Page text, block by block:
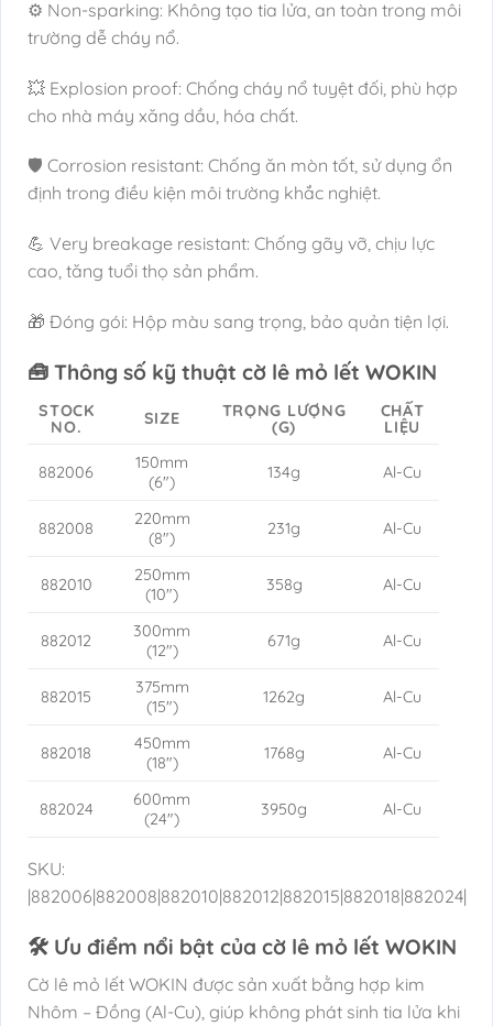
⚙️ Non-sparking: Không tạo tia lửa, an toàn trong môi
trường dễ cháy nổ.
💥 Explosion proof: Chống cháy nổ tuyệt đối, phù hợp
cho nhà máy xăng dầu, hóa chất.
🛡️ Corrosion resistant: Chống ăn mòn tốt, sử dụng ổn
định trong điều kiện môi trường khắc nghiệt.
💪 Very breakage resistant: Chống gãy vỡ, chịu lực
cao, tăng tuổi thọ sản phẩm.
🎁 Đóng gói: Hộp màu sang trọng, bảo quản tiện lợi.
🧰 Thông số kỹ thuật cờ lê mỏ lết WOKIN
STOCK
NO.
SIZE
TRỌNG LƯỢNG
(G)
CHẤT
LIỆU
882006
150mm
(6″)
134g Al-Cu
882008
220mm
(8″)
231g Al-Cu
882010
250mm
(10″)
358g Al-Cu
882012
300mm
(12″)
671g Al-Cu
882015
375mm
(15″)
1262g Al-Cu
882018
450mm
(18″)
1768g Al-Cu
882024
600mm
(24″)
3950g Al-Cu
SKU:
|882006|882008|882010|882012|882015|882018|882024|
🛠️ Ưu điểm nổi bật của cờ lê mỏ lết WOKIN
Cờ lê mỏ lết WOKIN được sản xuất bằng hợp kim
Nhôm – Đồng (Al-Cu), giúp không phát sinh tia lửa khi